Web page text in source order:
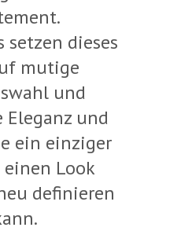
setzen dieses
mutige
und
Eleganz und
ein einziger
einen Look
definieren